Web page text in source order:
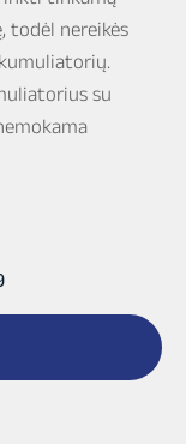
todėl nereikės
su
Rūšiuojama
populiarumą